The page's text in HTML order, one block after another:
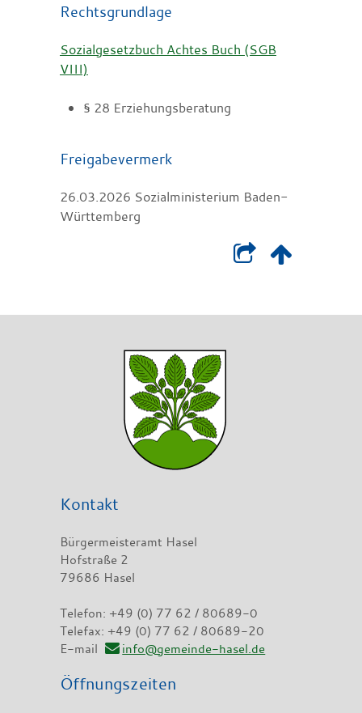
Rechtsgrundlage
Sozialgesetzbuch Achtes Buch (SGB
VIII)
§ 28 Erziehungsberatung
Freigabevermerk
26.03.2026 Sozialministerium Baden-
Württemberg
Kontakt
Bürgermeisteramt Hasel
Hofstraße 2
79686 Hasel
Telefon: +49 (0) 77 62 / 80689-0
Telefax: +49 (0) 77 62 / 80689-20
E-mail
info@gemeinde-hasel.de
Öffnungszeiten